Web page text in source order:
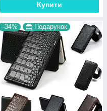
Купити
–34% Подарунок